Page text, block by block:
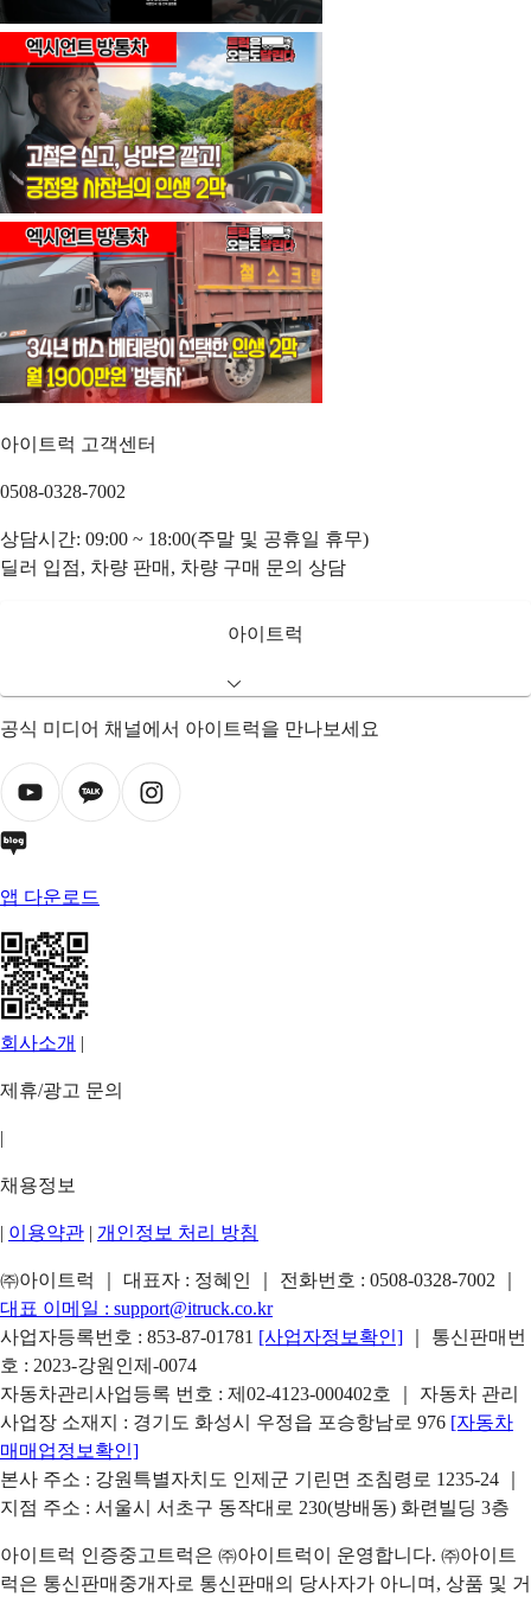
아이트럭 고객센터
0508-0328-7002
상담시간: 09:00 ~ 18:00(주말 및 공휴일 휴무)
딜러 입점, 차량 판매, 차량 구매 문의 상담
아이트럭
공식 미디어 채널에서 아이트럭을 만나보세요
앱 다운로드
회사소개 |
제휴/광고 문의
|
채용정보
| 이용약관 | 개인정보 처리 방침
㈜아이트럭 ｜ 대표자 : 정혜인 ｜ 전화번호 : 0508-0328-7002
대표 이메일 : support@itruck.co.kr
사업자등록번호 : 853-87-01781 [사업자정보확인]
｜ 통신판매번
호 : 2023-강원인제-0074
자동차관리사업등록 번호 : 제02-4123-000402호 ｜ 자동차 관리
사업장 소재지 : 경기도 화성시 우정읍 포승항남로 976 [자동차
매매업정보확인]
본사 주소 : 강원특별자치도 인제군 기린면 조침령로 1235-24 ｜
지점 주소 : 서울시 서초구 동작대로 230(방배동) 화련빌딩 3층
아이트럭 인증중고트럭은 ㈜아이트럭이 운영합니다. ㈜아이트
럭은 통신판매중개자로 통신판매의 당사자가 아니며, 상품 및 거